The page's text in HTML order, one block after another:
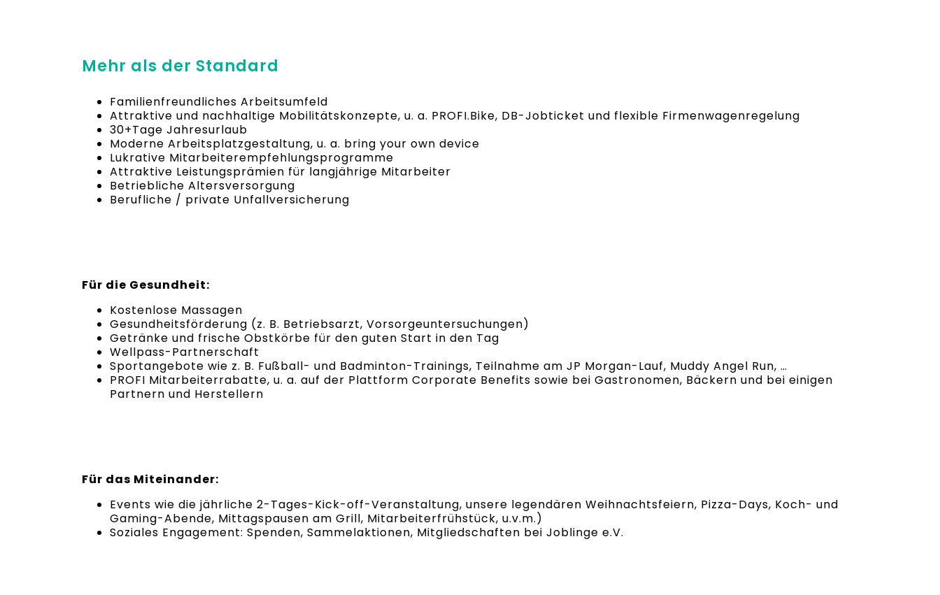
Mehr als der Standard
Familienfreundliches Arbeitsumfeld
Attraktive und nachhaltige Mobilitätskonzepte, u. a. PROFI.Bike, DB-Jobticket und flexible Firmenwagenregelung
30+Tage Jahresurlaub
Moderne Arbeitsplatzgestaltung, u. a. bring your own device
Lukrative Mitarbeiterempfehlungsprogramme
Attraktive Leistungsprämien für langjährige Mitarbeiter
Betriebliche Altersversorgung
Berufliche / private Unfallversicherung
Für die Gesundheit:
Kostenlose Massagen
Gesundheitsförderung (z. B. Betriebsarzt, Vorsorgeuntersuchungen)
Getränke und frische Obstkörbe für den guten Start in den Tag
Wellpass-Partnerschaft
Sportangebote wie z. B. Fußball- und Badminton-Trainings, Teilnahme am JP Morgan-Lauf, Muddy Angel Run, …
PROFI Mitarbeiterrabatte, u. a. auf der Plattform Corporate Benefits sowie bei Gastronomen, Bäckern und bei einigen
Partnern und Herstellern
Für das Miteinander:
Events wie die jährliche 2-Tages-Kick-off-Veranstaltung, unsere legendären Weihnachtsfeiern, Pizza-Days, Koch- und
Gaming-Abende, Mittagspausen am Grill, Mitarbeiterfrühstück, u.v.m.)
Soziales Engagement: Spenden, Sammelaktionen, Mitgliedschaften bei Joblinge e.V.